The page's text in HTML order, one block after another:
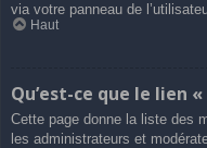
via votre panneau de
Haut
Qu’est-ce que le lien
Cette page donne la liste des
les administrateurs et